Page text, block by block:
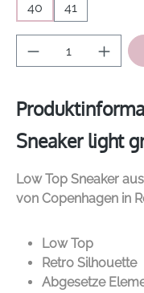
40
41
Produkt
Sneaker light
Low Top Sneaker
von Copenhagen in
Low Top
Retro Silhouette
Abgesetze